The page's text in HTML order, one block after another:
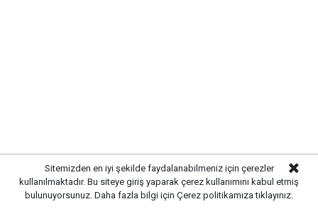
Sitemizden en iyi şekilde faydalanabilmeniz için çerezler
kullanılmaktadır. Bu siteye giriş yaparak çerez kullanımını kabul etmiş
bulunuyorsunuz. Daha fazla bilgi için Çerez politikamıza tıklayınız.